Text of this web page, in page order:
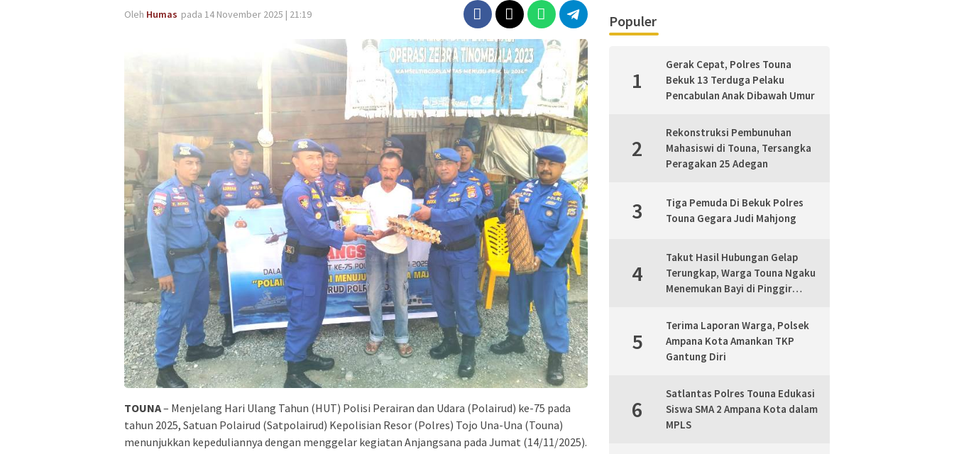
Oleh Humas pada 14 November 2025 | 21:19
TOUNA– Menjelang Hari Ulang Tahun (HUT) Polisi Perairan dan Udara (Polairud) ke-75 pada
tahun 2025, Satuan Polairud (Satpolairud) Kepolisian Resor (Polres) Tojo Una-Una (Touna)
menunjukkan kepeduliannya dengan menggelar kegiatan Anjangsana pada Jumat (14/11/2025).
Populer
1
Gerak Cepat, Polres Touna
Bekuk 13 Terduga Pelaku
Pencabulan Anak Dibawah Umur
2
Rekonstruksi Pembunuhan
Mahasiswi di Touna, Tersangka
Peragakan 25 Adegan
3
Tiga Pemuda Di Bekuk Polres
Touna Gegara Judi Mahjong
4
Takut Hasil Hubungan Gelap
Terungkap, Warga Touna Ngaku
Menemukan Bayi di Pinggir
5
Terima Laporan Warga, Polsek
Ampana Kota Amankan TKP
Gantung Diri
6
Satlantas Polres Touna Edukasi
Siswa SMA 2 Ampana Kota dalam
MPLS